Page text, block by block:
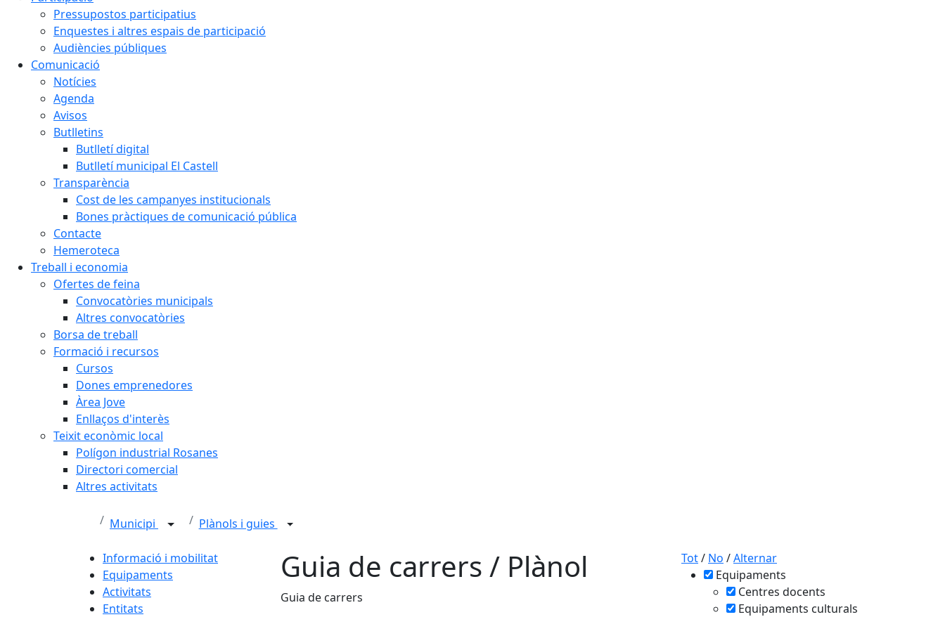
Pressupostos participatius
Enquestes i altres espais de participació
Audiències públiques
Comunicació
Notícies
Agenda
Avisos
Butlletins
Butlletí digital
Butlletí municipal El Castell
Transparència
Cost de les campanyes institucionals
Bones pràctiques de comunicació pública
Contacte
Hemeroteca
Treball i economia
Ofertes de feina
Convocatòries municipals
Altres convocatòries
Borsa de treball
Formació i recursos
Cursos
Dones emprenedores
Àrea Jove
Enllaços d'interès
Teixit econòmic local
Polígon industrial Rosanes
Directori comercial
Altres activitats
Municipi Plànols i guies
Informació i mobilitat
Equipaments
Activitats
Entitats
Guia de carrers / Plànol
Guia de carrers
Tot/ No /Alternar
Equipaments
Centres docents
Equipaments culturals